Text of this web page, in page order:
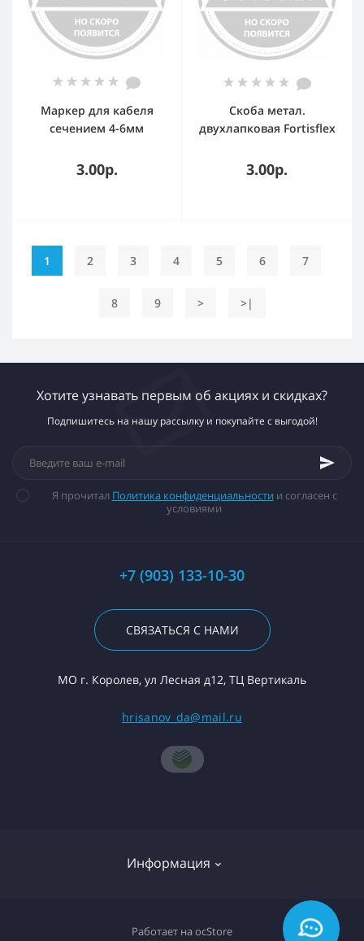
Маркер для кабеля
сечением 4-6мм
3.00р.
Скоба метал.
двухлапковая Fortisflex
3.00р.
1 2 3 4 5 6 7
8 9 > >|
Хотите узнавать первым об акциях и скидках?
Подпишитесь на нашу рассылку и покупайте с выгодой!
Я прочитал Политика конфиденциальности и согласен с
условиями
+7 (903) 133-10-30
СВЯЗАТЬСЯ С НАМИ
МО г. Королев, ул Лесная д12, ТЦ Вертикаль
hrisanov_da@mail.ru
Информация
О компании
Работает на ocStore